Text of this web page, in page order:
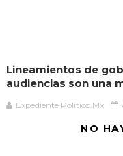
Lineamientos de
audiencias son una
Expediente Político.Mx
NO